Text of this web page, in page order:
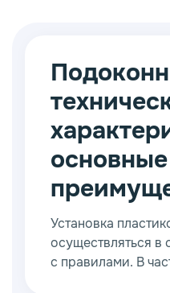
основные
Установка
осуществляться в
с правилами. В